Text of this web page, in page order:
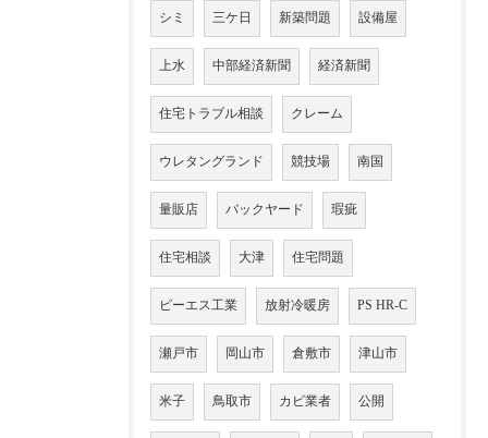
シミ 三ケ日 新築問題 設備屋
上水 中部経済新聞 経済新聞
住宅トラブル相談 クレーム
ウレタングランド 競技場 南国
量販店 バックヤード 瑕疵
住宅相談 大津 住宅問題
ピーエス工業 放射冷暖房 PS HR-C
瀬戸市 岡山市 倉敷市 津山市
米子 鳥取市 カビ業者 公開